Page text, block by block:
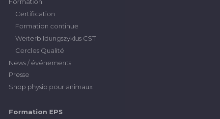
Certification
Formation continue
Weiterbildungszyklus CST
Cercles Qualité
News / événements
Presse
Shop physio pour animaux
Formation EPS